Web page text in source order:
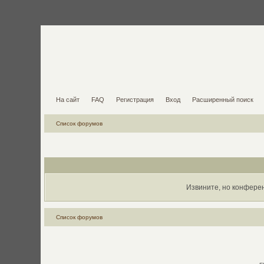
На сайт FAQ Регистрация Вход Расширенный поиск
Список форумов
Извините, но
Список форумов